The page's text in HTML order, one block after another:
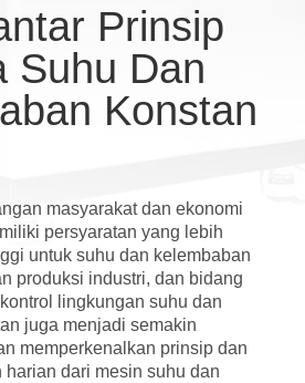
Prinsip
Suhu Dan
Konstan
masyarakat dan ekonomi
persyaratan yang lebih
untuk suhu dan kelembaban
produksi industri, dan bidang
lingkungan suhu dan
juga menjadi semakin
memperkenalkan prinsip dan
harian dari mesin suhu dan